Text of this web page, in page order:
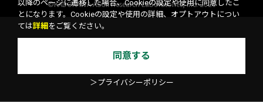
©KADOKAWA ASCII Research Laboratories, Inc. 2026
以降のページに遷移した場合、Cookieの設定や使用に同意したこ
とになります。Cookieの設定や使用の詳細、オプトアウトについ
ては詳細 をご覧ください。
同意する
＞プライバシーポリシー